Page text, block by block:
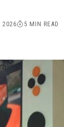
2026 5 MIN READ